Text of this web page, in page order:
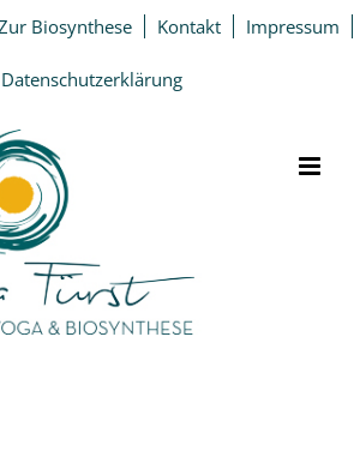
Biosynthese Kontakt Impressum
Datenschutzerklärung